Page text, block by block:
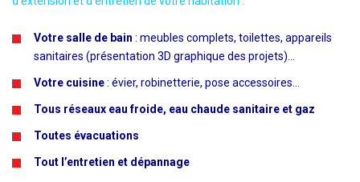
Votre salle de bain : meubles complets, toilettes, appareils
sanitaires (présentation 3D graphique des projets)...
Votre cuisine: évier, robinetterie, pose accessoires...
Tous réseaux eau froide, eau chaude sanitaire et gaz
Toutes évacuations
Tout l’entretien et dépannage